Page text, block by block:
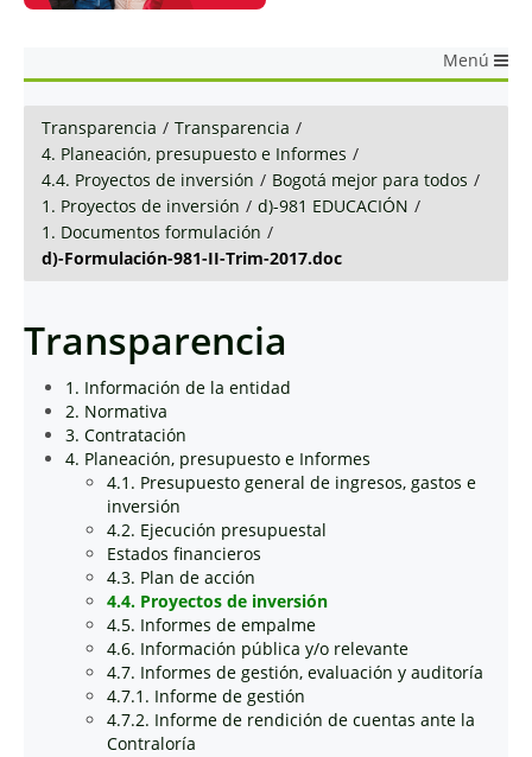
Menú
Transparencia / Transparencia /
4. Planeación, presupuesto e Informes /
4.4. Proyectos de inversión / Bogotá mejor para todos /
1. Proyectos de inversión / d)-981 EDUCACIÓN /
1. Documentos formulación /
d)-Formulación-981-II-Trim-2017.doc
Transparencia
1. Información de la entidad
2. Normativa
3. Contratación
4. Planeación, presupuesto e Informes
4.1. Presupuesto general de ingresos, gastos e
inversión
4.2. Ejecución presupuestal
Estados financieros
4.3. Plan de acción
4.4. Proyectos de inversión
4.5. Informes de empalme
4.6. Información pública y/o relevante
4.7. Informes de gestión, evaluación y auditoría
4.7.1. Informe de gestión
4.7.2. Informe de rendición de cuentas ante la
Contraloría